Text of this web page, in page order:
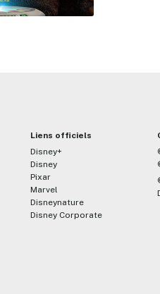
Liens officiels
Disney+
Disney
Pixar
Marvel
Disneynature
Disney Corporate